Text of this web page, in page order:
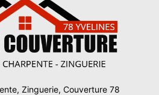
Zinguerie, Couverture 78